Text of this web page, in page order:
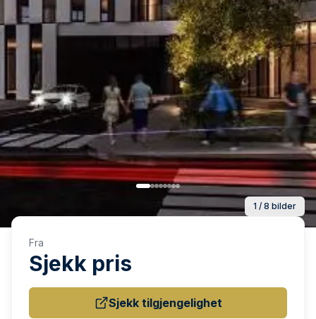
1 / 8 bilder
Fra
Sjekk pris
Sjekk tilgjengelighet